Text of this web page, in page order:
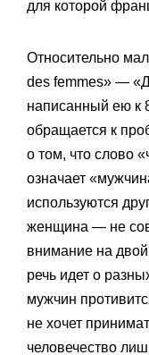
для которой
Относительно
des femmes» —
написанный ею к
обращается к
о том, что слово
означает
используются
женщина — не
внимание на
речь идет о
мужчин
не хочет
человечество